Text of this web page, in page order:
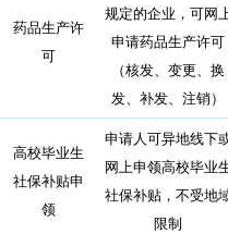
药品生产许
可
规定的企业，可网
申请药品生产许可
（核发、变更、换
发、补发、注销）
高校毕业生
社保补贴申
领
申请人可异地线下
网上申领高校毕业
社保补贴，不受地
限制